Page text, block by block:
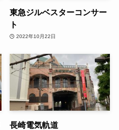
東急ジルベスターコンサー
ト
2022年10月22日
長崎電気軌道